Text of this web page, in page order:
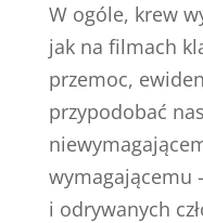
W ogóle, krew
jak na filmach
przemoc,
przypodobać
wymagającemu
i odrywanych